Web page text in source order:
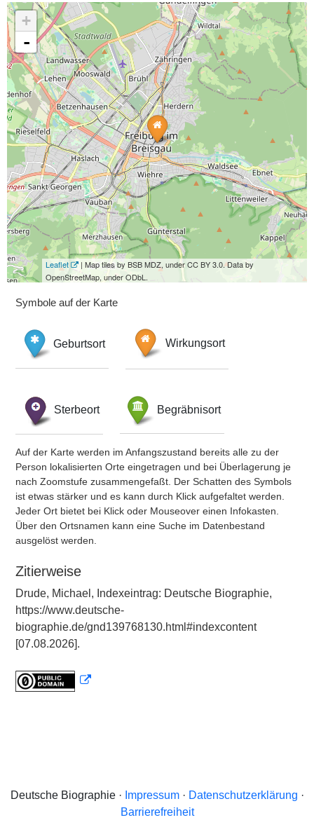
+
-
Leaflet
| Map tiles by BSB MDZ, under CC BY 3.0. Data by
OpenStreetMap, under ODbL.
Symbole auf der Karte
Geburtsort Wirkungsort
Sterbeort Begräbnisort
Auf der Karte werden im Anfangszustand bereits alle zu der
Person lokalisierten Orte eingetragen und bei Überlagerung je
nach Zoomstufe zusammengefaßt. Der Schatten des Symbols
ist etwas stärker und es kann durch Klick aufgefaltet werden.
Jeder Ort bietet bei Klick oder Mouseover einen Infokasten.
Über den Ortsnamen kann eine Suche im Datenbestand
ausgelöst werden.
Zitierweise
Drude, Michael, Indexeintrag: Deutsche Biographie,
https://www.deutsche-
biographie.de/gnd139768130.html#indexcontent
[07.08.2026].
Deutsche Biographie · Impressum· Datenschutzerklärung ·
Barrierefreiheit